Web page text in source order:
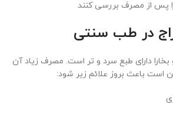
پس از مصرف بررسی کنند
در طب سنتی
بخارا دارای طبع سرد و تر است. مصرف زیاد آن
است باعث بروز علائم زیر شود: